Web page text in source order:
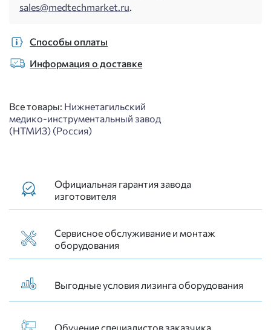
sales@medtechmarket.ru
Способы оплаты
Информация о доставке
Все товары: Нижнетагильский
медико-инструментальный завод
(НТМИЗ) (Россия)
Официальная гарантия завода
изготовителя
Сервисное обслуживание и монтаж
оборудования
Выгодные условия лизинга оборудования
Обучение специалистов заказчика